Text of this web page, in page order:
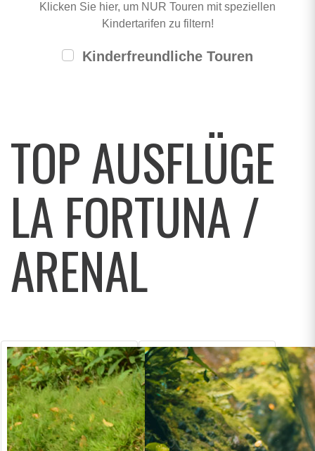
Klicken Sie hier, um NUR Touren mit speziellen
Kindertarifen zu filtern!
Kinderfreundliche Touren
TOP AUSFLÜGE
LA FORTUNA /
ARENAL